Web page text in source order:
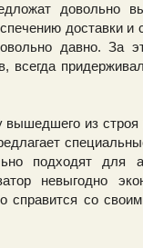
довольно
доставки
давно. За
всегда
из строя
подходят для
невыгодно
справится со